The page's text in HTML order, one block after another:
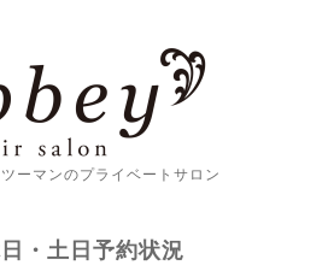
ーマンのプライベートサロン
・土日予約状況